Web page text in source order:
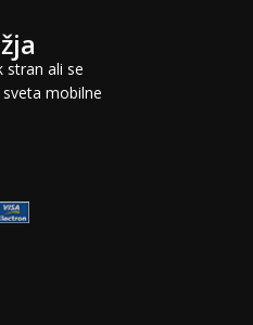
stran ali se
mobilne